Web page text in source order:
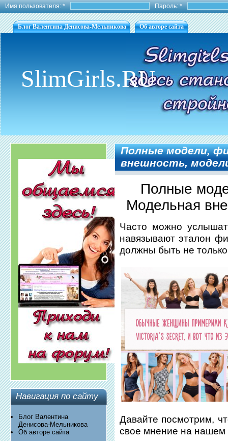
Имя пользователя:* Пароль:*
Блог Валентина Денисова-Мельникова Об авторе сайта
SlimGirls.RU
Навигация по сайту
Блог Валентина
Денисова-Мельникова
Об авторе сайта
Полные модели,
внешность,
Полные
Модельная
Часто можно
навязывают эталон
должны быть не
Давайте посмотрим,
свое мнение на